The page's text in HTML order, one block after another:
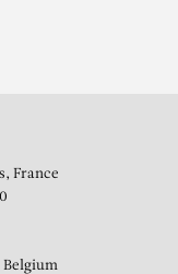
France
Belgium